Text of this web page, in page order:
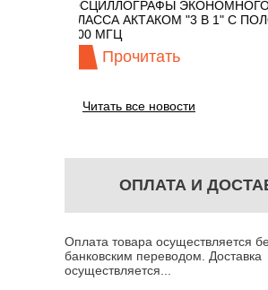
ЭКОНОМНОГО
АКТАКОМ "3 В 1" С ПОЛОСОЙ
Читать все новости
ОПЛАТА И
Оплата товара осуществляется
банковским переводом. Доставка
осуществляется...